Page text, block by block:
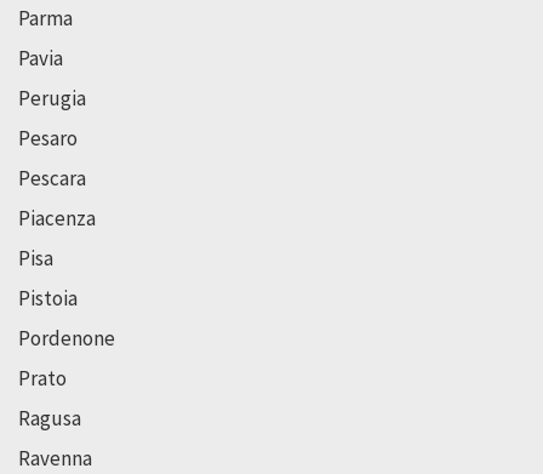
Parma
Pavia
Perugia
Pesaro
Pescara
Piacenza
Pisa
Pistoia
Pordenone
Prato
Ragusa
Ravenna